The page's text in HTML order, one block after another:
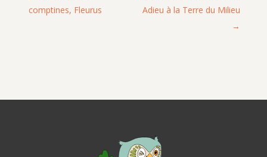
Adieu à la Terre du Milieu
comptines, Fleurus